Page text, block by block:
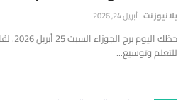
يلا نيوز نت أبريل 24, 2026
حظك
للتعلم وتوسيع...